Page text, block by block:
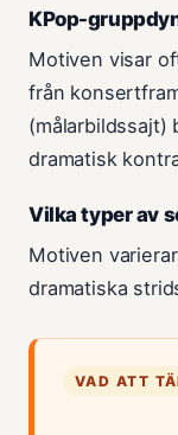
KPop-
Motiven visar
från
(målarbildssajt)
dramatisk
Vilka typer av
Motiven
dramatiska
VAD ATT